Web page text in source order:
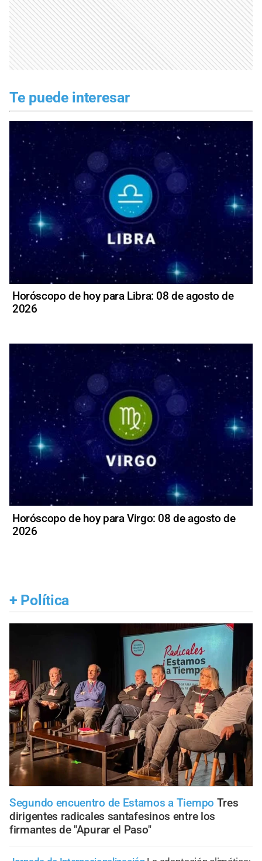
Te puede interesar
Horóscopo de hoy para Libra: 08 de agosto de
2026
Horóscopo de hoy para Virgo: 08 de agosto de
2026
+ Política
Segundo encuentro de Estamos a Tiempo Tres
dirigentes radicales santafesinos entre los
firmantes de "Apurar el Paso"